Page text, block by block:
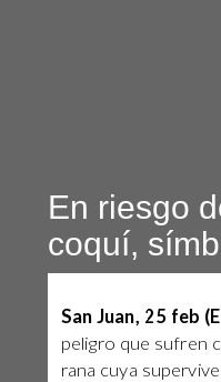
En riesgo
coquí,
San Juan, 25 feb
peligro que sufren
rana cuya